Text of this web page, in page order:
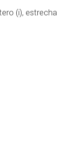
(i),